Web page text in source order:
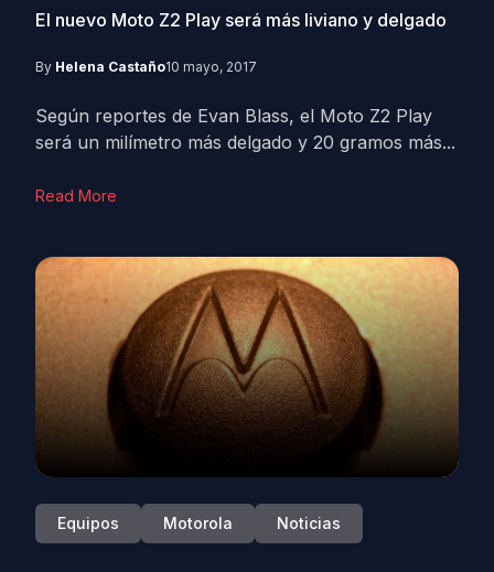
El nuevo Moto Z2 Play será más liviano y delgado
By Helena Castaño10 mayo, 2017
Según reportes de Evan Blass, el Moto Z2 Play
será un milímetro más delgado y 20 gramos más...
Read More
Equipos Motorola Noticias